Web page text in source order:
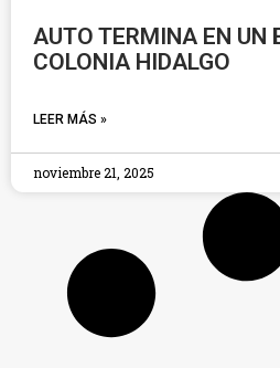
AUTO TERMINA EN UN
COLONIA HIDALGO
LEER MÁS »
noviembre 21, 2025